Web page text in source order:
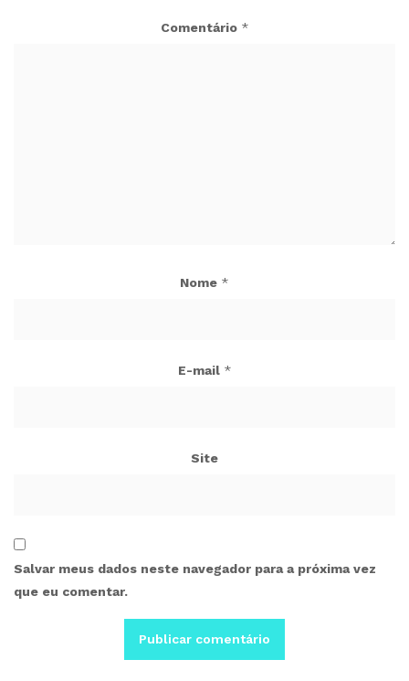
Comentário *
Nome *
E-mail *
Site
Salvar meus dados neste navegador para a próxima vez
que eu comentar.